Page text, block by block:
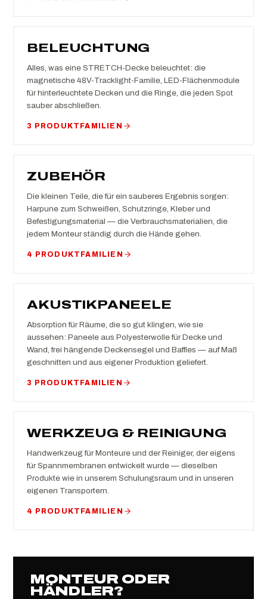
BELEUCHTUNG
Alles, was eine STRETCH-Decke beleuchtet: die
magnetische 48V-Tracklight-Familie, LED-Flächenmodule
für hinterleuchtete Decken und die Ringe, die jeden Spot
sauber abschließen.
3 PRODUKTFAMILIEN
ZUBEHÖR
Die kleinen Teile, die für ein sauberes Ergebnis sorgen:
Harpune zum Schweißen, Schutzringe, Kleber und
Befestigungsmaterial — die Verbrauchsmaterialien, die
jedem Monteur ständig durch die Hände gehen.
4 PRODUKTFAMILIEN
AKUSTIKPANEELE
Absorption für Räume, die so gut klingen, wie sie
aussehen: Paneele aus Polyesterwolle für Decke und
Wand, frei hängende Deckensegel und Baffles — auf Maß
geschnitten und aus eigener Produktion geliefert.
3 PRODUKTFAMILIEN
WERKZEUG & REINIGUNG
Handwerkzeug für Monteure und der Reiniger, der eigens
für Spannmembranen entwickelt wurde — dieselben
Produkte wie in unserem Schulungsraum und in unseren
eigenen Transportern.
4 PRODUKTFAMILIEN
MONTEUR ODER
HÄNDLER?